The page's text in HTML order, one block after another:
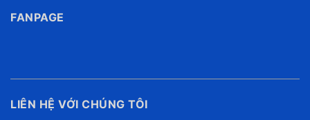
FANPAGE
LIÊN HỆ VỚI CHÚNG TÔI